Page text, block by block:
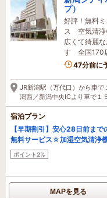
プ）
好評！無料
ス 空気清浄
広くて綺麗
す 全国170
47分前に
JR新潟駅（万代口）から車
潟西／新潟中央ICより車で１
宿泊プラン
【早期割引】安心28日前ま
無料サービス☆加湿空気清浄
ポイント2%
MAPを見る